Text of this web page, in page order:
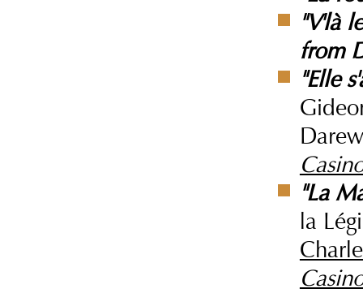
"V'là
from
"Elle
"La
la